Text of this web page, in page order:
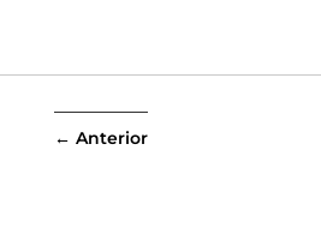
← Anterior